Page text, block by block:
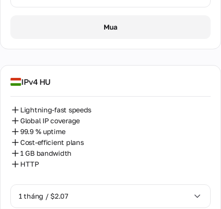
Mua
IPv4 HU
Lightning-fast speeds
Global IP coverage
99.9 % uptime
Cost-efficient plans
1 GB bandwidth
HTTP
1 tháng / $2.07